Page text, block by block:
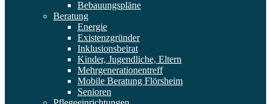
Bebauungspläne
Beratung
Energie
Existenzgründer
Inklusionsbeirat
Kinder, Jugendliche, Eltern
Mehrgenerationentreff
Mobile Beratung Flörsheim
Senioren